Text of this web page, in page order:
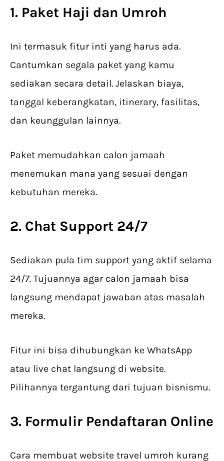
1. Paket Haji dan Umroh
Ini termasuk fitur inti yang harus ada.
Cantumkan segala paket yang kamu
sediakan secara detail. Jelaskan biaya,
tanggal keberangkatan, itinerary, fasilitas,
dan keunggulan lainnya.
Paket memudahkan calon jamaah
menemukan mana yang sesuai dengan
kebutuhan mereka.
2. Chat Support 24/7
Sediakan pula tim support yang aktif selama
24/7. Tujuannya agar calon jamaah bisa
langsung mendapat jawaban atas masalah
mereka.
Fitur ini bisa dihubungkan ke WhatsApp
atau live chat langsung di website.
Pilihannya tergantung dari tujuan bisnismu.
3. Formulir Pendaftaran Online
Cara membuat website travel umroh kurang